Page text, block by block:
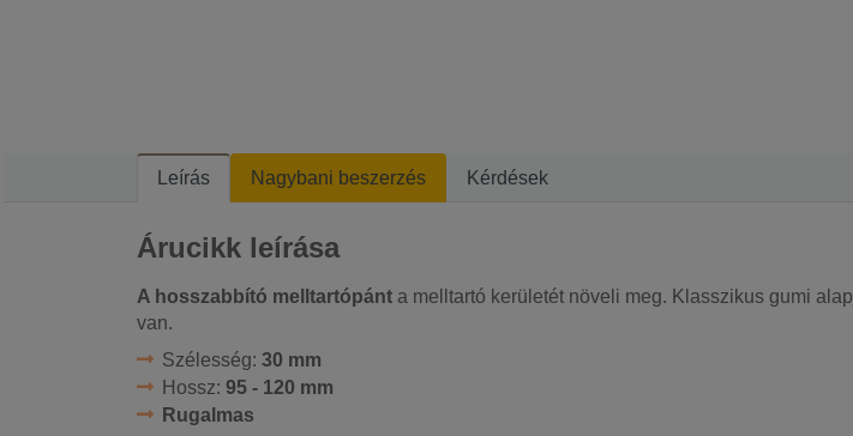
Leírás Nagybani beszerzés Kérdések
Árucikk leírása
A hosszabbító melltartópánt a melltartó kerületét növeli meg. Klasszikus gumi
van.
Szélesség: 30 mm
Hossz: 95 - 120 mm
Rugalmas